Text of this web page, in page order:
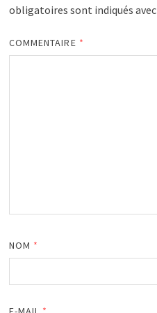
obligatoires sont indiqués avec
COMMENTAIRE *
NOM *